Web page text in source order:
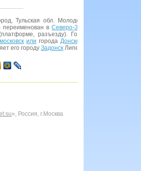
Тульская обл. Молодой шахтерский
переименован вСеверо-Задонск
разъезду). Город назван по его
или города Донской
его городу Задонск Липецкой обл., который
», Россия, г.Москва